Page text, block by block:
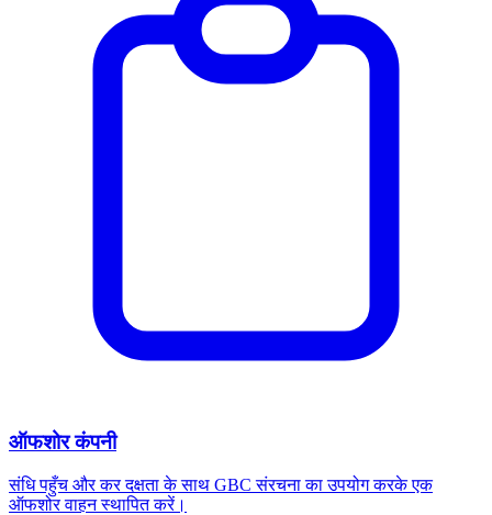
ऑफशोर कंपनी
संधि पहुँच और कर दक्षता के साथ GBC संरचना का उपयोग करके एक
ऑफशोर वाहन स्थापित करें।